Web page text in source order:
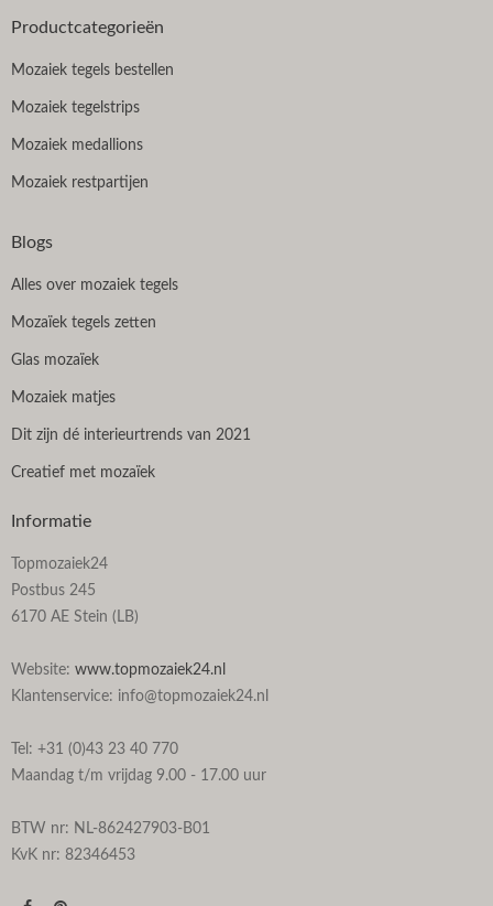
Productcategorieën
Mozaiek tegels bestellen
Mozaiek tegelstrips
Mozaiek medallions
Mozaiek restpartijen
Blogs
Alles over mozaiek tegels
Mozaïek tegels zetten
Glas mozaïek
Mozaiek matjes
Dit zijn dé interieurtrends van 2021
Creatief met mozaïek
Informatie
Topmozaiek24
Postbus 245
6170 AE Stein (LB)
Website: www.topmozaiek24.nl
Klantenservice: info@topmozaiek24.nl
Tel: +31 (0)43 23 40 770
Maandag t/m vrijdag 9.00 - 17.00 uur
BTW nr: NL-862427903-B01
KvK nr: 82346453